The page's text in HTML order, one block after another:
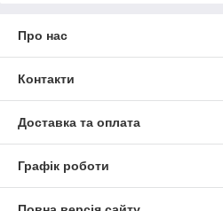
Про нас
Контакти
Доставка та оплата
Графік роботи